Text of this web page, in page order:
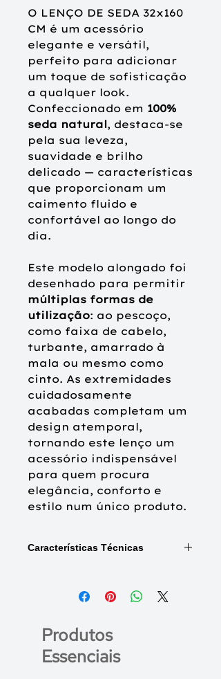
O LENÇO DE SEDA 32x160
CM é um acessório
elegante e versátil,
perfeito para adicionar
um toque de sofisticação
a qualquer look.
Confeccionado em 100%
seda natural, destaca‑se
pela sua leveza,
suavidade e brilho
delicado — características
que proporcionam um
caimento fluido e
confortável ao longo do
dia.
Este modelo alongado foi
desenhado para permitir
múltiplas formas de
utilização: ao pescoço,
como faixa de cabelo,
turbante, amarrado à
mala ou mesmo como
cinto. As extremidades
cuidadosamente
acabadas completam um
design atemporal,
tornando este lenço um
acessório indispensável
para quem procura
elegância, conforto e
estilo num único produto.
Características Técnicas
Wave Dusty Rose (1561-0923)
Estilo:lenço alongado e
formas de utilização
Produtos
Essenciais